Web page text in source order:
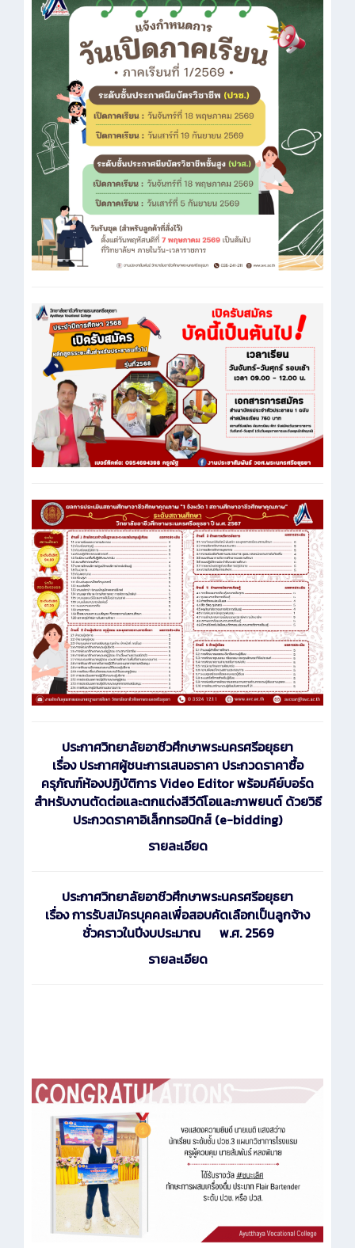
ประกาศวิทยาลัยอาชีวศึกษาพระนครศรีอยุธยา
เรื่อง ประกาศผู้ชนะการเสนอราคา ประกวดราคาซื้อ
ครุภัณฑ์ห้องปฏิบัติการ Video Editor พร้อมคีย์บอร์ด
สำหรับงานตัดต่อและตกแต่งสีวีดีโอและภาพยนต์ ด้วยวิธี
ประกวดราคาอิเล็กทรอนิกส์ (e-bidding)
รายละเอียด
ประกาศวิทยาลัยอาชีวศึกษาพระนครศรีอยุธยา
เรื่อง การรับสมัครบุคคลเพื่อสอบคัดเลือกเป็นลูกจ้าง
ชั่วคราวในปีงบประมาณ พ.ศ. 2569
รายละเอียด